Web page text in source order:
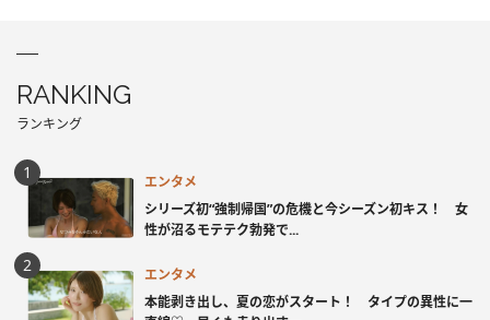
RANKING
ランキング
エンタメ
シリーズ初“強制帰国”の危機と今シーズン初キス！ 女
性が沼るモテテク勃発で...
エンタメ
本能剥き出し、夏の恋がスタート！ タイプの異性に一